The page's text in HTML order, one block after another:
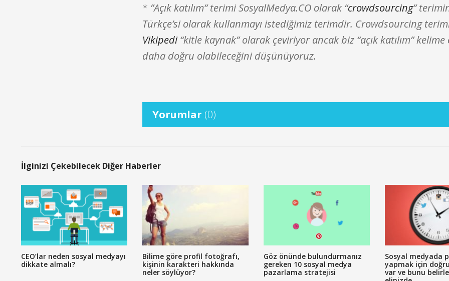
* ”Açık katılım” terimi SosyalMedya.CO olarak “crowdsourcing”
Türkçe’si olarak kullanmayı istediğimiz terimdir. Crowdsourcing
Vikipedi“kitle kaynak” olarak çeviriyor ancak biz “açık katılım”
daha doğru olabileceğini düşünüyoruz.
Yorumlar (0)
İlginizi Çekebilecek Diğer Haberler
CEO’lar neden sosyal medyayı
dikkate almalı?
Bilime göre profil fotoğrafı,
kişinin karakteri hakkında
neler söylüyor?
Göz önünde bulundurmanız
gereken 10 sosyal medya
pazarlama stratejisi
Sosyal medyada
yapmak için
var ve bunu